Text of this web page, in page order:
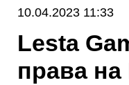
10.04.2023 11:33
Lesta
права